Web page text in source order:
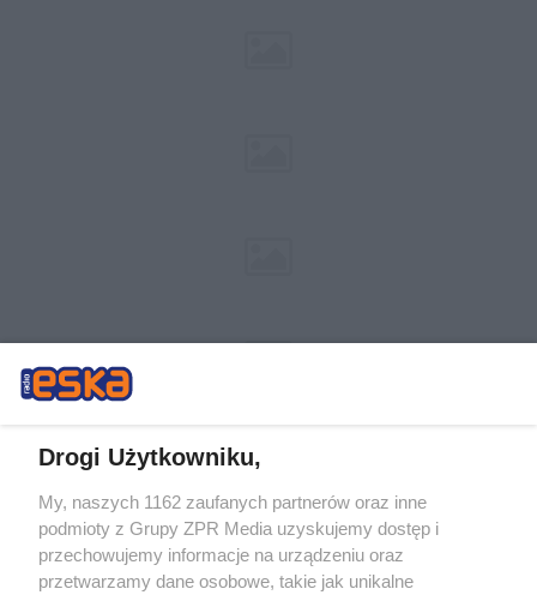
Drogi Użytkowniku,
My, naszych 1162 zaufanych partnerów oraz inne
podmioty z Grupy ZPR Media uzyskujemy dostęp i
przechowujemy informacje na urządzeniu oraz
przetwarzamy dane osobowe, takie jak unikalne